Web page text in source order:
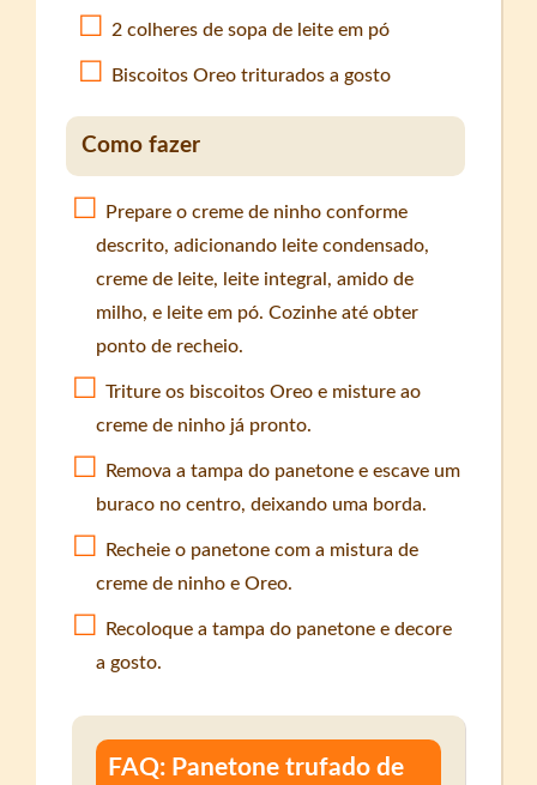
2 colheres de sopa de leite em pó
Biscoitos Oreo triturados a gosto
Como fazer
Prepare o creme de ninho conforme
descrito, adicionando leite condensado,
creme de leite, leite integral, amido de
milho, e leite em pó. Cozinhe até obter
ponto de recheio.
Triture os biscoitos Oreo e misture ao
creme de ninho já pronto.
Remova a tampa do panetone e escave um
buraco no centro, deixando uma borda.
Recheie o panetone com a mistura de
creme de ninho e Oreo.
Recoloque a tampa do panetone e decore
a gosto.
FAQ: Panetone trufado de